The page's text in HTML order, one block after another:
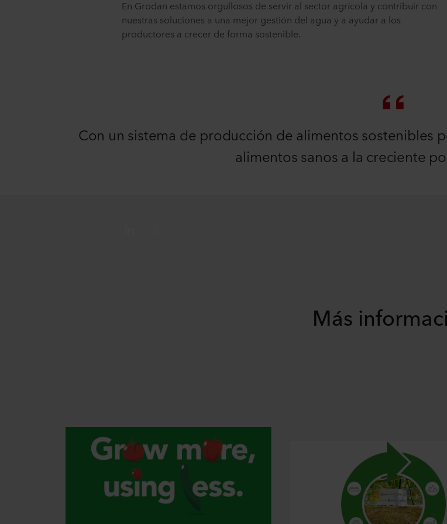
En Grodan estamos orgullosos de servir al sector agrícola y contribuir con
nuestras soluciones a una mejor gestión del agua y a ayudar a los
productores a crecer de forma sostenible.
Con un sistema de producción de alimentos sostenibles
alimentos sanos a la creciente
Más